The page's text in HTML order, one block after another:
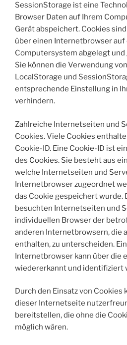
SessionStorage ist eine
Browser Daten auf Ihrem
Gerät abspeichert. Cookies
über einen Internetbrowser auf
Computersystem abgelegt
Sie können die Verwendung
LocalStorage und
entsprechende Einstellung in
verhindern.
Zahlreiche Internetseiten und
Cookies. Viele Cookies
Cookie-ID. Eine Cookie-ID ist
des Cookies. Sie besteht aus
welche Internetseiten und
Internetbrowser zugeordnet
das Cookie gespeichert wurde.
besuchten Internetseiten und
individuellen Browser der
anderen Internetbrowsern, die
enthalten, zu unterscheiden.
Internetbrowser kann über die
wiedererkannt und identifiziert
Durch den Einsatz von Cookies
dieser Internetseite
bereitstellen, die ohne die
möglich wären.